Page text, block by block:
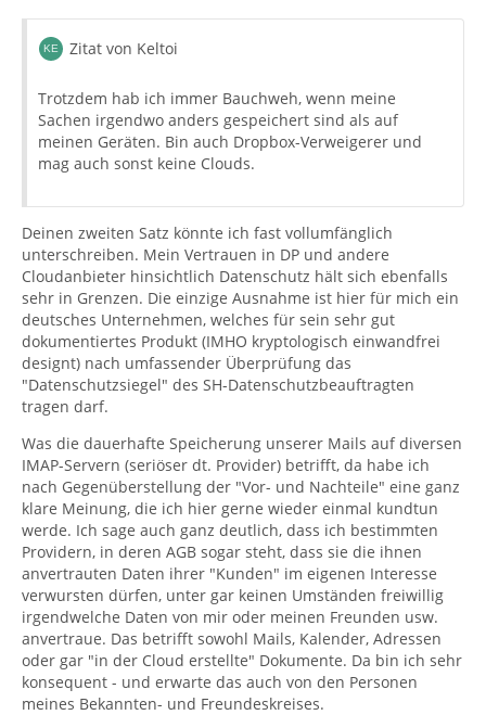
Zitat von Keltoi
Trotzdem hab ich immer Bauchweh, wenn meine
Sachen irgendwo anders gespeichert sind als auf
meinen Geräten. Bin auch Dropbox-Verweigerer und
mag auch sonst keine Clouds.
Deinen zweiten Satz könnte ich fast vollumfänglich
unterschreiben. Mein Vertrauen in DP und andere
Cloudanbieter hinsichtlich Datenschutz hält sich ebenfalls
sehr in Grenzen. Die einzige Ausnahme ist hier für mich ein
deutsches Unternehmen, welches für sein sehr gut
dokumentiertes Produkt (IMHO kryptologisch einwandfrei
designt) nach umfassender Überprüfung das
"Datenschutzsiegel" des SH-Datenschutzbeauftragten
tragen darf.
Was die dauerhafte Speicherung unserer Mails auf diversen
IMAP-Servern (seriöser dt. Provider) betrifft, da habe ich
nach Gegenüberstellung der "Vor- und Nachteile" eine ganz
klare Meinung, die ich hier gerne wieder einmal kundtun
werde. Ich sage auch ganz deutlich, dass ich bestimmten
Providern, in deren AGB sogar steht, dass sie die ihnen
anvertrauten Daten ihrer "Kunden" im eigenen Interesse
verwursten dürfen, unter gar keinen Umständen freiwillig
irgendwelche Daten von mir oder meinen Freunden usw.
anvertraue. Das betrifft sowohl Mails, Kalender, Adressen
oder gar "in der Cloud erstellte" Dokumente. Da bin ich sehr
konsequent - und erwarte das auch von den Personen
meines Bekannten- und Freundeskreises.